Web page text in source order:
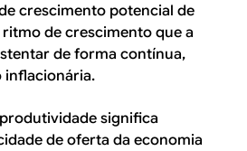
crescimento potencial de
ritmo de crescimento que a
de forma contínua,
inflacionária.
significa
de oferta da economia